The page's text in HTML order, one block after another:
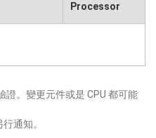
Processor
。變更元件或是 CPU 都可能
通知。